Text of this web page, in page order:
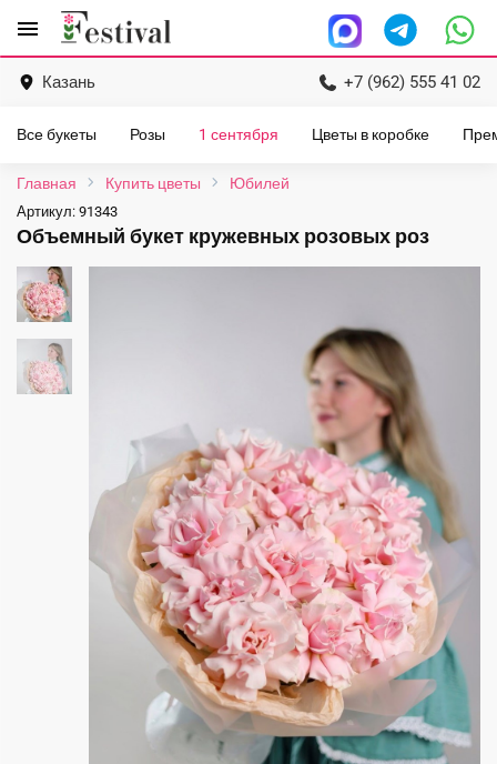
menu
Перейти
содержанию
Казань +7 (962) 555 41 02
Все букеты Розы 1 сентября Цветы в коробке
Главная Купить цветы Юбилей
Артикул: 91343
Объемный букет кружевных розовых роз